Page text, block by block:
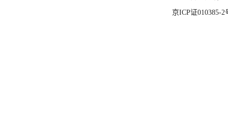
京ICP证010385-2